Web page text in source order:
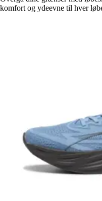
komfort og ydeevne til hver